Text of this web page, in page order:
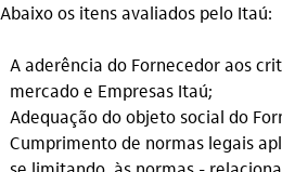
Abaixo os itens avaliados pelo Itaú:
A aderência do Fornecedor aos
mercado e Empresas Itaú;
Adequação do objeto social do
Cumprimento de normas legais